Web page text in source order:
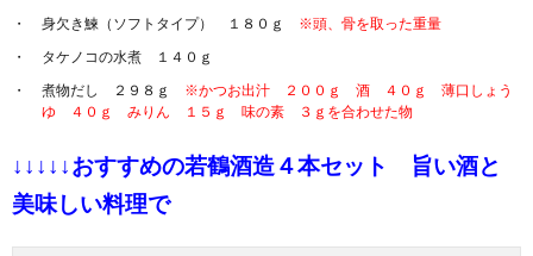
身欠き鰊（ソフトタイプ） １８０ｇ ※頭、骨を取った重量
タケノコの水煮 １４０ｇ
煮物だし ２９８ｇ ※かつお出汁 ２００ｇ 酒 ４０ｇ 薄口しょう
ゆ ４０ｇ みりん １５ｇ 味の素 ３ｇを合わせた物
↓↓↓↓↓おすすめの若鶴酒造４本セット 旨い酒と
美味しい料理で